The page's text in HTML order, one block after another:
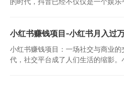
小红书赚钱项目-小红书月入过
小红书赚钱项目：一场社交与商业
代，社交平台成了人们生活的缩影。